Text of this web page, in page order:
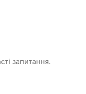
запитання.